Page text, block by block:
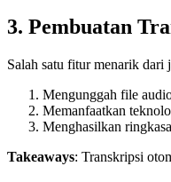
3. Pembuatan
Salah satu fitur menarik dari
Mengunggah file
Memanfaatkan
Menghasilkan
Takeaways: Transkripsi